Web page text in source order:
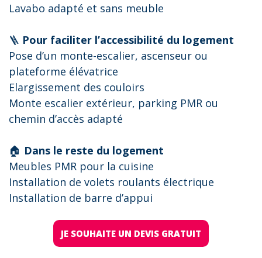
Lavabo adapté et sans meuble
🪜 Pour faciliter l’accessibilité du logement
Pose d’un monte-escalier, ascenseur ou
plateforme élévatrice
Elargissement des couloirs
Monte escalier extérieur, parking PMR ou
chemin d’accès adapté
🏠 Dans le reste du logement
Meubles PMR pour la cuisine
Installation de volets roulants électrique
Installation de barre d’appui
JE SOUHAITE UN DEVIS GRATUIT